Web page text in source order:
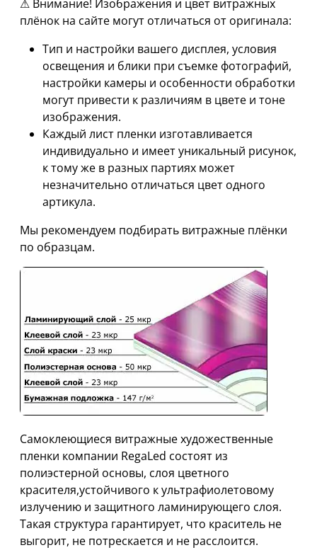
⚠ Внимание! Изображения и цвет витражных
плёнок на сайте могут отличаться от оригинала:
Тип и настройки вашего дисплея, условия
освещения и блики при съемке фотографий,
настройки камеры и особенности обработки
могут привести к различиям в цвете и тоне
изображения.
Каждый лист пленки изготавливается
индивидуально и имеет уникальный рисунок,
к тому же в разных партиях может
незначительно отличаться цвет одного
артикула.
Мы рекомендуем подбирать витражные плёнки
по образцам.
Cамоклеющиеся витражные художественные
пленки компании RegaLed состоят из
полиэстерной основы, слоя цветного
красителя,устойчивого к ультрафиолетовому
излучению и защитного ламинирующего слоя.
Такая структура гарантирует, что краситель не
выгорит, не потрескается и не расслоится.